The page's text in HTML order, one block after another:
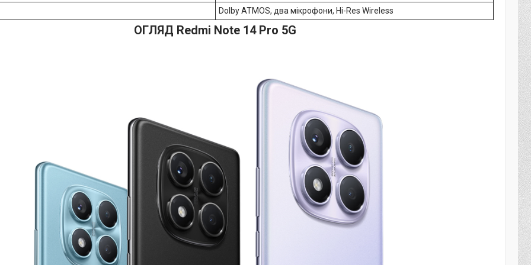
Dolby ATMOS, два мікрофони, Hi-Res Wireless
ОГЛЯД Redmi Note 14 Pro 5G